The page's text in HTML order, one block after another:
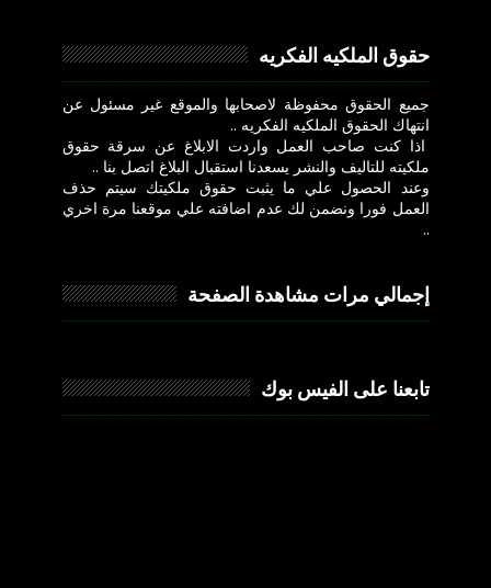
حقوق الملكيه الفكريه
جميع الحقوق محفوظة لاصحابها والموقع غير مسئول عن
انتهاك الحقوق الملكيه الفكريه ..
اذا كنت صاحب العمل واردت الابلاغ عن سرقة حقوق
ملكيته للتاليف والنشر يسعدنا استقبال البلاغ اتصل بنا ..
وعند الحصول علي ما يثبت حقوق ملكيتك سيتم حذف
العمل فورا ونضمن لك عدم اضافته علي موقعنا مرة اخري
..
إجمالي مرات مشاهدة الصفحة
تابعنا على الفيس بوك